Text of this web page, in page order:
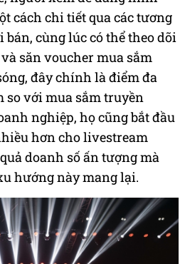
cách chi tiết qua các tương
cùng lúc có thể theo dõi
săn voucher mua sắm
đây chính là điểm đa
với mua sắm truyền
nghiệp, họ cũng bắt đầu
hơn cho livestream
doanh số ấn tượng mà
hướng này mang lại.